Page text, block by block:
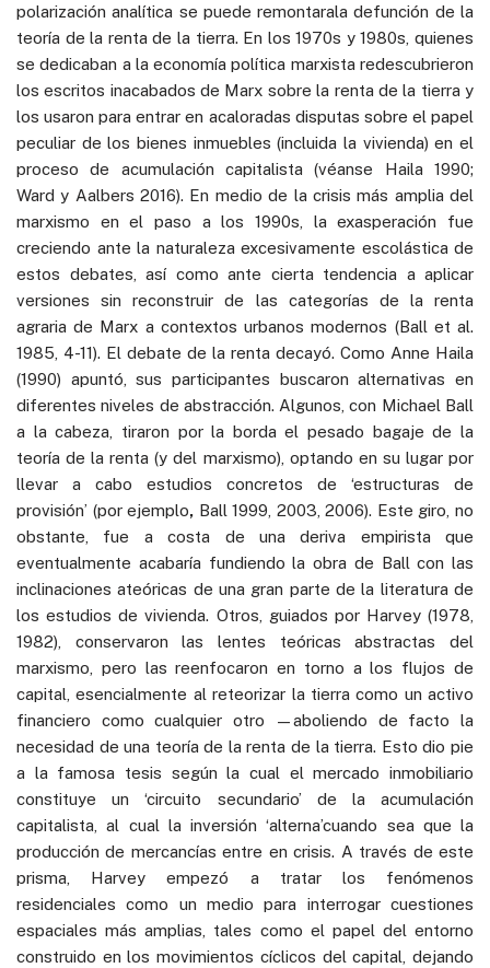
polarización analítica se puede remontarala defunción de la
teoría de la renta de la tierra. En los 1970s y 1980s, quienes
se dedicaban a la economía política marxista redescubrieron
los escritos inacabados de Marx sobre la renta de la tierra y
los usaron para entrar en acaloradas disputas sobre el papel
peculiar de los bienes inmuebles (incluida la vivienda) en el
proceso de acumulación capitalista (véanse Haila 1990;
Ward y Aalbers 2016). En medio de la crisis más amplia del
marxismo en el paso a los 1990s, la exasperación fue
creciendo ante la naturaleza excesivamente escolástica de
estos debates, así como ante cierta tendencia a aplicar
versiones sin reconstruir de las categorías de la renta
agraria de Marx a contextos urbanos modernos (Ball et al.
1985, 4-11). El debate de la renta decayó. Como Anne Haila
(1990) apuntó, sus participantes buscaron alternativas en
diferentes niveles de abstracción. Algunos, con Michael Ball
a la cabeza, tiraron por la borda el pesado bagaje de la
teoría de la renta (y del marxismo), optando en su lugar por
llevar a cabo estudios concretos de ‘estructuras de
provisión’ (por ejemplo, Ball 1999, 2003, 2006). Este giro, no
obstante, fue a costa de una deriva empirista que
eventualmente acabaría fundiendo la obra de Ball con las
inclinaciones ateóricas de una gran parte de la literatura de
los estudios de vivienda. Otros, guiados por Harvey (1978,
1982), conservaron las lentes teóricas abstractas del
marxismo, pero las reenfocaron en torno a los flujos de
capital, esencialmente al reteorizar la tierra como un activo
financiero como cualquier otro —aboliendo de facto la
necesidad de una teoría de la renta de la tierra. Esto dio pie
a la famosa tesis según la cual el mercado inmobiliario
constituye un ‘circuito secundario’ de la acumulación
capitalista, al cual la inversión ‘alterna’cuando sea que la
producción de mercancías entre en crisis. A través de este
prisma, Harvey empezó a tratar los fenómenos
residenciales como un medio para interrogar cuestiones
espaciales más amplias, tales como el papel del entorno
construido en los movimientos cíclicos del capital, dejando